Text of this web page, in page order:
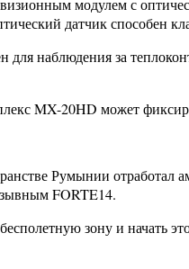
модулем с
датчик способен
для наблюдения за
MX-20HD может
Румынии отработал
FORTE14.
зону и начать